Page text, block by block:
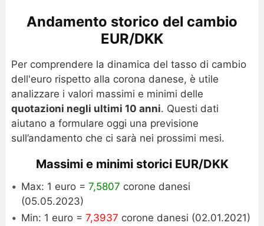
Andamento storico del cambio
EUR/DKK
Per comprendere la dinamica del tasso di cambio
dell'euro rispetto alla corona danese, è utile
analizzare i valori massimi e minimi delle
quotazioni negli ultimi 10 anni. Questi dati
aiutano a formulare oggi una previsione
sull’andamento che ci sarà nei prossimi mesi.
Massimi e minimi storici EUR/DKK
Max: 1 euro = 7,5807 corone danesi
(05.05.2023)
Min: 1 euro = 7,3937 corone danesi (02.01.2021)